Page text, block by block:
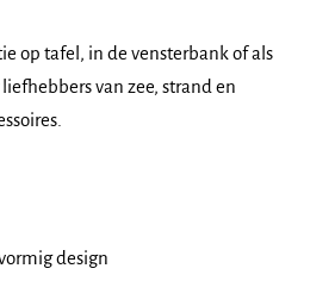
op tafel, in de vensterbank of als
van zee, strand en
design